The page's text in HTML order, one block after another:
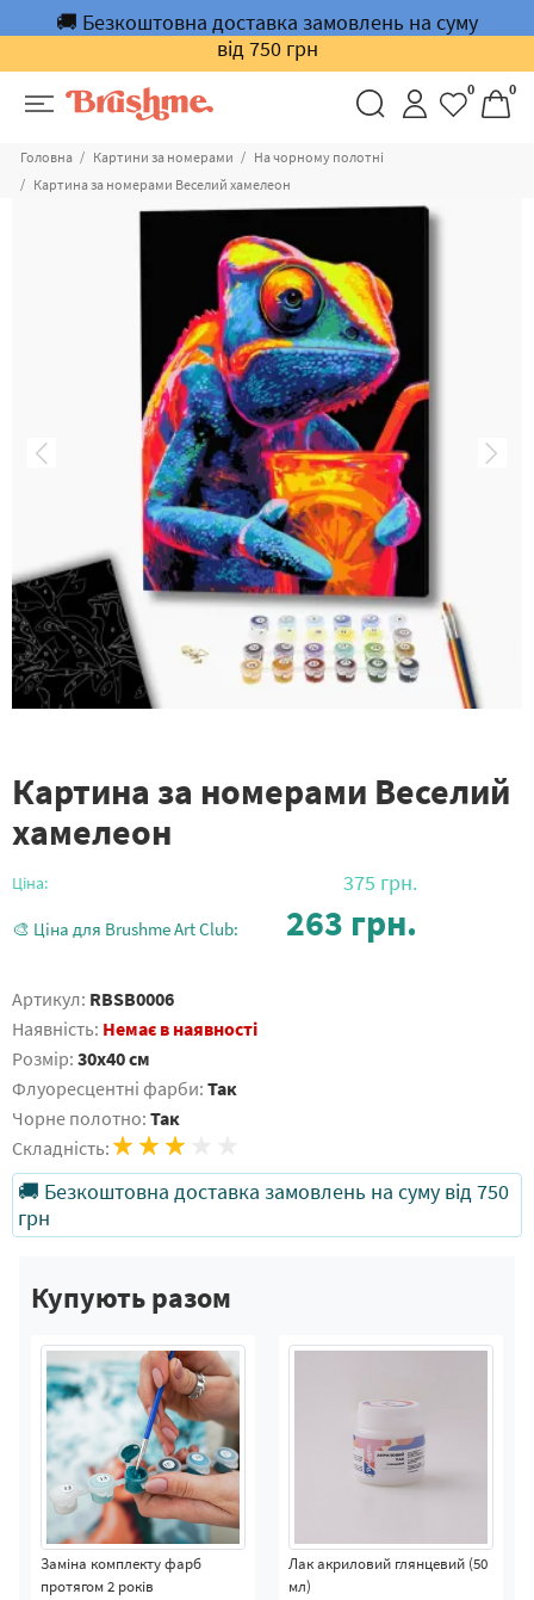
🚚 Безкоштовна доставка замовлень на суму
від 750 грн
0 0
Головна Картини за номерами
На чорному полотні
Картина за номерами Веселий хамелеон
Картина за номерами Веселий
хамелеон
Ціна: 375 грн.
🎨 Ціна для Brushme Art Club: 263 грн.
Артикул: RBSB0006
Наявність: Немає в наявності
Розмір: 30x40 см
Флуоресцентні фарби: Так
Чорне полотно: Так
Складність:
🚚 Безкоштовна доставка замовлень на суму від 750
грн
Купують разом
Заміна комплекту фарб
протягом 2 років
Лак акриловий глянцевий (50
мл)